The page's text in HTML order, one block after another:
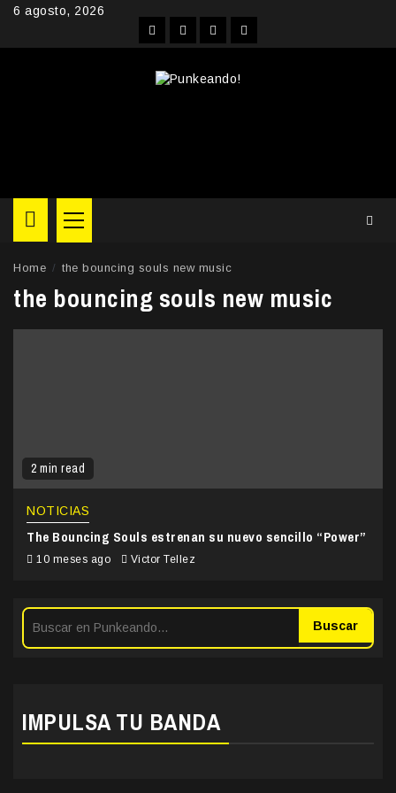
Skip6 agosto, 2026
FacebookInstagram
YouTubeTwitter
Primary
Menu
Home the bouncing souls new music
the bouncing souls new music
2 min read
NOTICIAS
The Bouncing Souls estrenan su nuevo sencillo “Power”
10 meses ago Victor Tellez
Buscar
IMPULSA TU BANDA